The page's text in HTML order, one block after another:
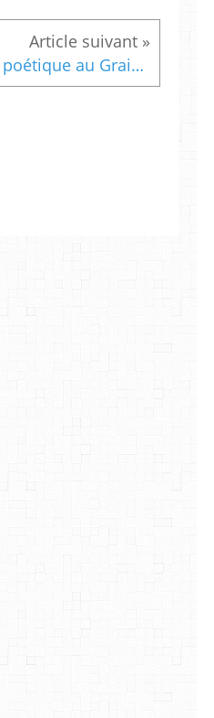
Rencontre poétique au Grain des Mots